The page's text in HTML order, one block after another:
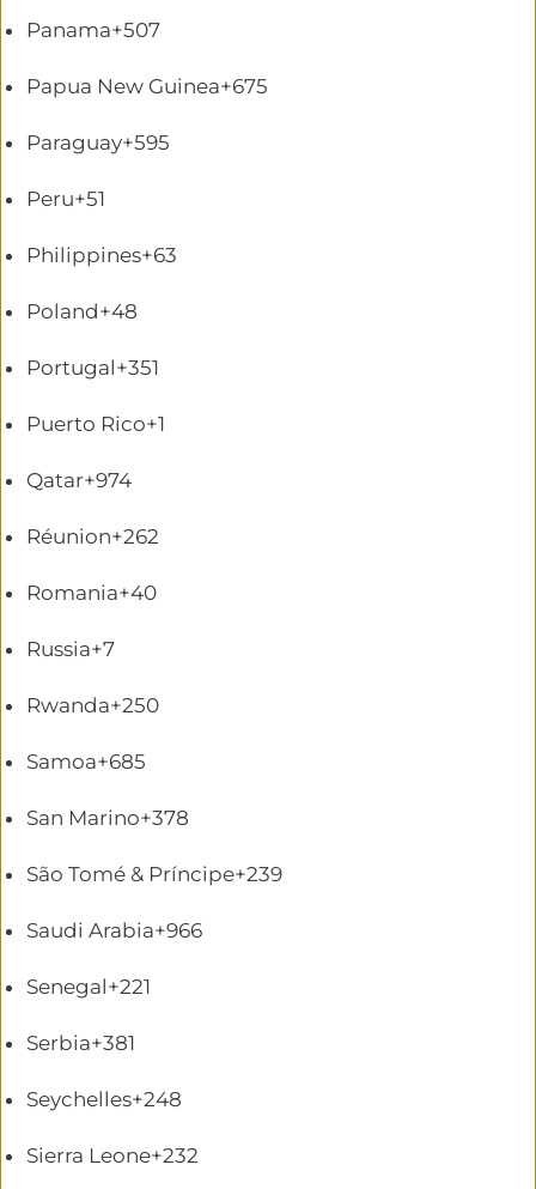
Panama+507
Papua New Guinea+675
Paraguay+595
Peru+51
Philippines+63
Poland+48
Portugal+351
Puerto Rico+1
Qatar+974
Réunion+262
Romania+40
Russia+7
Rwanda+250
Samoa+685
San Marino+378
São Tomé & Príncipe+239
Saudi Arabia+966
Senegal+221
Serbia+381
Seychelles+248
Sierra Leone+232